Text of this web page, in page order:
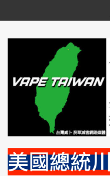
to
content